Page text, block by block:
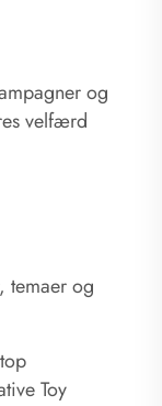
og
velfærd
temaer og
Toy